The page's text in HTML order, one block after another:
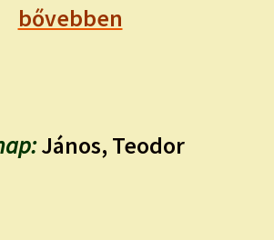
bővebben
János, Teodor